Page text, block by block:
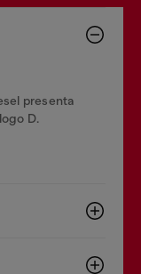
presenta
D.